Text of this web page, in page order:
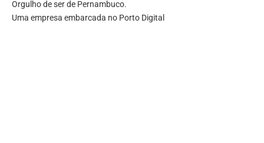
Orgulho de ser de Pernambuco.
Uma empresa embarcada no Porto Digital